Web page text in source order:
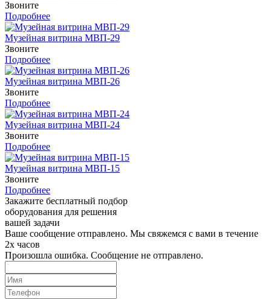
Звоните
Подробнее
Музейная витрина МВП-29
Звоните
Подробнее
Музейная витрина МВП-26
Звоните
Подробнее
Музейная витрина МВП-24
Звоните
Подробнее
Музейная витрина МВП-15
Звоните
Подробнее
Закажите бесплатный подбор
оборудования для решения
вашей задачи
Ваше сообщение отправлено. Мы свяжемся с вами в течение
2х часов
Произошла ошибка. Сообщение не отправлено.